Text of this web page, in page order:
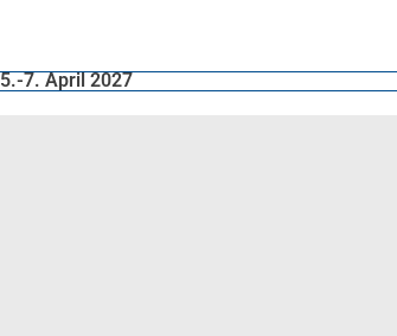
5.-7. April 2027